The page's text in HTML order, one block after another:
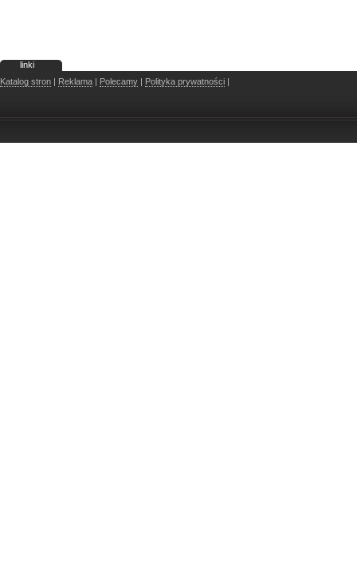
linki
Katalog stron | Reklama | Polecamy | Polityka prywatności |